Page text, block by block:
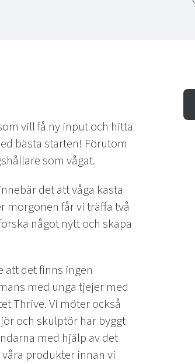
vill få ny input och hitta
bästa starten! Förutom
som vågat.
det att våga kasta
morgonen får vi träffa två
något nytt och skapa
att det finns ingen
med unga tjejer med
Thrive. Vi möter också
och skulptör har byggt
med hjälp av det
produkter innan vi